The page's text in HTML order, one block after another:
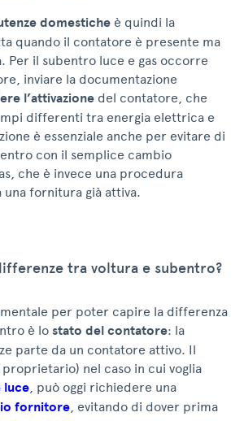
domestiche è quindi la
quando il contatore è presente ma
Per il subentro luce e gas occorre
inviare la documentazione
l’attivazione del contatore, che
differenti tra energia elettrica e
è essenziale anche per evitare di
con il semplice cambio
che è invece una procedura
una fornitura già attiva.
tra voltura e subentro?
per poter capire la differenza
è lo stato del contatore: la
parte da un contatore attivo. Il
nel caso in cui voglia
luce, può oggi richiedere una
fornitore, evitando di dover prima